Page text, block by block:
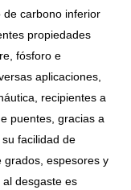
de carbono inferior
propiedades
fósforo e
aplicaciones,
recipientes a
puentes, gracias a
facilidad de
grados, espesores y
desgaste es